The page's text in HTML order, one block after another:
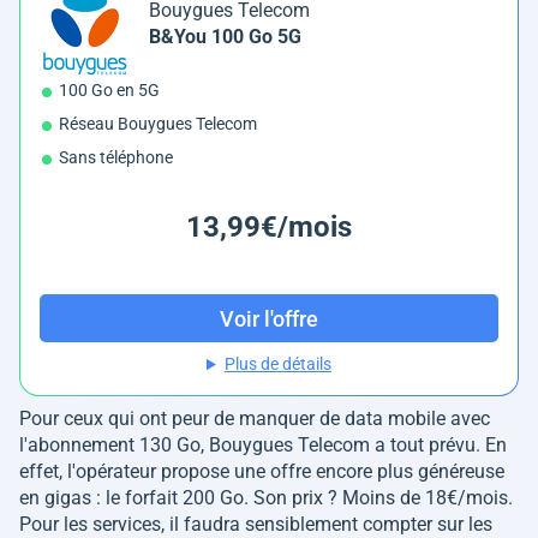
Bouygues Telecom
B&You 100 Go 5G
100 Go en 5G
Réseau Bouygues Telecom
Sans téléphone
13,99€/mois
Voir l'offre
Plus de détails
Pour ceux qui ont peur de manquer de data mobile avec
l'abonnement 130 Go, Bouygues Telecom a tout prévu. En
effet, l'opérateur propose une offre encore plus généreuse
en gigas : le forfait 200 Go. Son prix ? Moins de 18€/mois.
Pour les services, il faudra sensiblement compter sur les